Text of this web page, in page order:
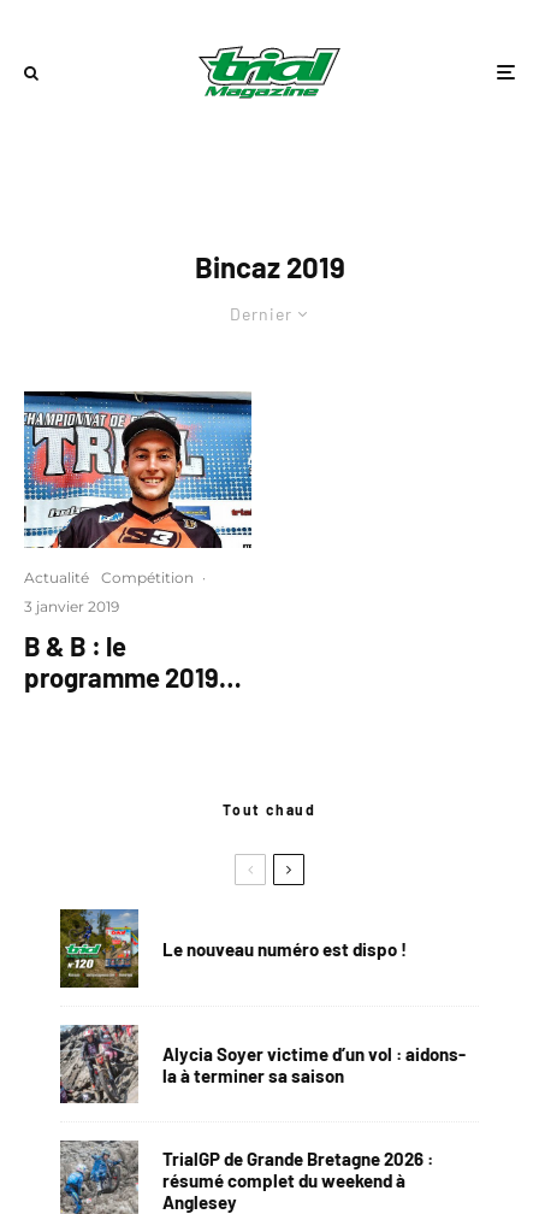
Bincaz 2019
Dernier
Actualité Compétition ·
3 janvier 2019
B & B : le
programme 2019…
Tout chaud
Le nouveau numéro est dispo !
Alycia Soyer victime d’un vol : aidons-
la à terminer sa saison
TrialGP de Grande Bretagne 2026 :
résumé complet du weekend à
Anglesey